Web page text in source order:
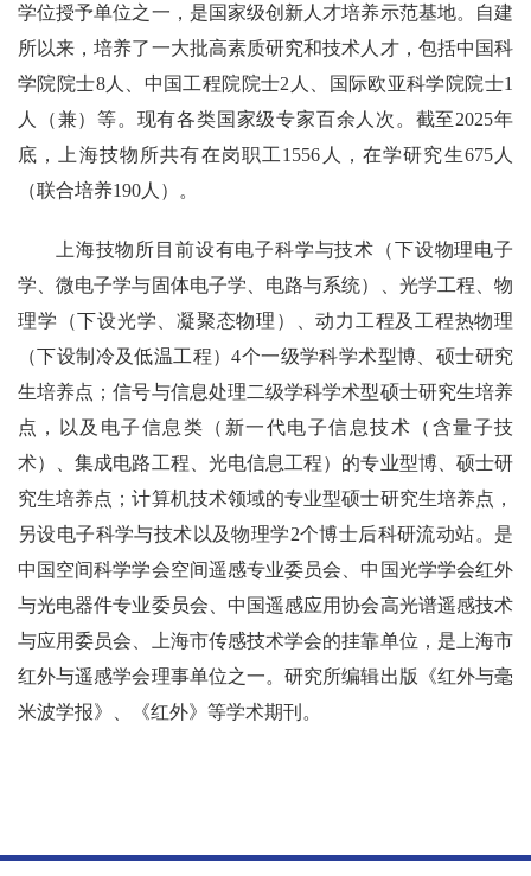
学位授予单位之一，是国家级创新人才培养示范基地。自建
所以来，培养了一大批高素质研究和技术人才，包括中国科
学院院士8人、中国工程院院士2人、国际欧亚科学院院士1
人
（兼）等。现有各类国家级专家百余人次。 截至2025年
底，上海技物所共有在岗职工1556人，在学研究生675人
（联合培养190人）
。
上海技物所目前设有电子科学与技术（下设物理电子
学、微电子学与固体电子学、电路与系统）、光学工程、物
理学（下设光学、凝聚态物理）、动力工程及工程热物理
（下设制冷及低温工程）4个一级学科学术型博、硕士研究
生培养点；信号与信息处理二级学科学术型硕士研究生培养
点，以及电子信息类（新一代电子信息技术（含量子技
术）、集成电路工程、光电信息工程）的专业型博、硕士研
究生培养点；计算机技术领域的专业型硕士研究生培养点，
另设电子科学与技术以及物理学2个博士后科研流动站。 是
中国空间科学学会空间遥感专业委员会、中国光学学会红外
与光电器件专业委员会、中国遥感应用协会高光谱遥感技术
与应用委员会、上海市传感技术学会的挂靠单位，是上海市
红外与遥感学会理事单位之一。研究所编辑出版《红外与毫
米波学报》、《红外》等学术期刊。